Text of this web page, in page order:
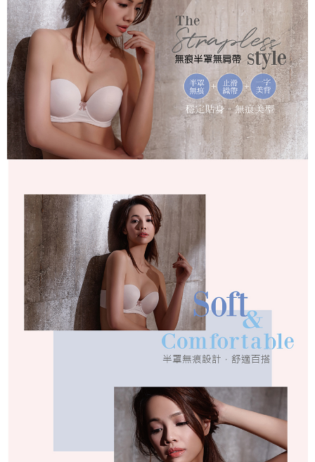
２．訂單成立數日內，您將收到繳費通知簡訊。
３．收到繳費通知簡訊後14天內，點擊此簡訊中的連結，可透過四大超商／
ATM／網路銀行／等多元方式進行付款，方視為交易完成。
※ 請注意：結帳手續完成當下不需立刻繳費，但若您需要取消訂單，請聯絡
購買商品的店家。未經商家同意取消之訂單仍視為有效，需透過AFTEE先享
後付繳納相關費用。
※ 交易是否成功請以「AFTEE先享後付 」之結帳頁面顯示為準，若有關於
是否繳費成功／繳費後需取消欲退款等相關疑問，請聯繫「AFTEE先享後付
客戶支援中心」
https://netprotections.freshdesk.com/support/home
【注意事項】
１．透過由恩沛科技股份有限公司提供之「AFTEE先享後付」服務完成之交
易，需依本服務之必要範圍內提供個人資料，並將交易相關給付款項請求債
https://aftee.tw/terms/#terms3
３．未成年的使用者請事先徵得法定代理人或監護人之同意方可使用
「AFTEE先享後付」，若未經同意申辦者引起之損失，本公司不負相關責
任。
４．使用「AFTEE先享後付」時，將依據個別帳號之用戶狀況，依本公司即
時審查核予不同之上限額度；若仍有額度不足之情形，本公司將視審查結果
請求用戶進行身份認證。
５．嚴禁一人註冊多個帳號或使用他人資訊註冊。若發現惡意使用之情形，
恩沛科技股份有限公司將有權停止該用戶之使用額度並採取法律行動。
每筆NT$80，滿NT$999(含以上)免運費
萊爾富取貨付款
每筆NT$80
付款後萊爾富取貨
每筆NT$80
7-11取貨付款
每筆NT$80，滿NT$999(含以上)免運費
宅配
每筆NT$80，滿NT$999(含以上)免運費
付款後門市自取
免運費
海外運費 查看運費